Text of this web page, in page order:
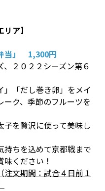
ア】
当」 1,300円
２０２２シーズン第６
」「だし巻き卵」をメイ
ーク、季節のフルーツを
を贅沢に使って美味し
ちを込めて京都戦まで
ください！
文期間：試合４日前１